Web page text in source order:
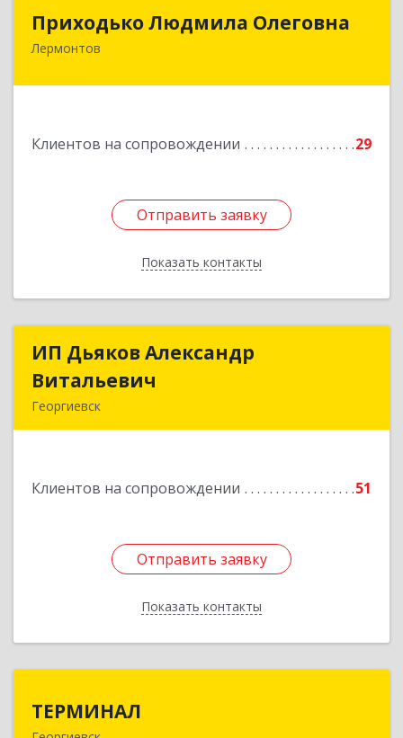
Приходько Людмила Олеговна
Лермонтов
Клиентов на сопровождении 29
Отправить заявку
Показать контакты
357341, Лермонтов г, П.Лумумбы ул, дом №
Отправить заявку
Назад
ИП Дьяков Александр
Витальевич
Георгиевск
Клиентов на сопровождении 51
Отправить заявку
Показать контакты
ИП Дьяков Александр
Отправить заявку
Назад
ТЕРМИНАЛ